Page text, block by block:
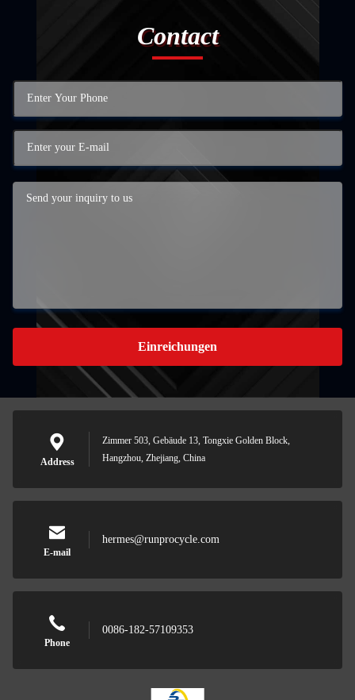
Contact
Einreichungen
Address
Zimmer 503, Gebäude 13, Tongxie Golden Block,
Hangzhou, Zhejiang, China
E-mail
hermes@runprocycle.com
Phone
0086-182-57109353